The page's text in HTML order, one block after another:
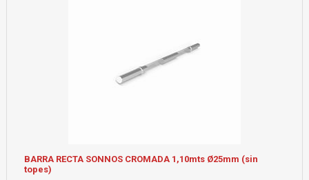
BARRA RECTA SONNOS CROMADA 1,10mts Ø25mm (sin
topes)